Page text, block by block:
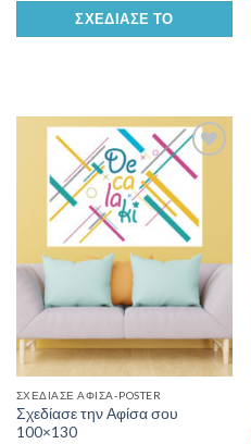
ΣΧΕΔΊΑΣΕ ΤΟ
Add to
ΣΧΕΔΊΑΣΕ ΑΦΊΣΑ-POSTER
Σχεδίασε την Αφίσα σου
100×130